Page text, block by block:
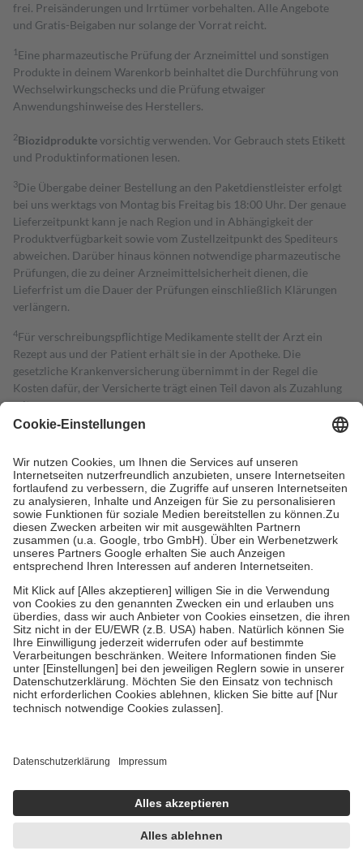
frei. Preisänderungen und Irrtümer vorbehalten. Alle Angebote
und Gratis-Beigaben nur solange der Vorrat reicht.
1 Eine pharmazeutische Prüfung der Arzneimittel und sonstigen
Produkte in deinem Warenkorb beinhaltet die Durchführung von
Wechselwirkungschecks und die Prüfung etwaiger
Anwendungshinweise des Herstellers.
2Biozidproduktevorsichtig verwenden. Vor Gebrauch stets Etikett
und Produktinformationen lesen.
3Die Übergabe deiner Bestellung an den Paketdienstleister erfolgt
bei uns werktags von Montag bis Freitag bis 18:00 Uhr. Der genaue
Lieferzeitpunkt kann je nach Region und in Abhängigkeit der
Produktverfügbarkeit sowie vom Zustellzeitpunkt des Spediteurs
abweichen. Darüber hinaus können notwendige pharmazeutische
Prüfungen, die zu deiner Arzneimittelsicherheit dienen, die
Lieferfrist um die Dauer der Prüfungen einschließlich Klärungen
verlängern.
4Für verschreibungspflichtige Medikamente stellt der Arzt ein
Rezept aus und der Patient erhält sie in der Apotheke. Die
gesetzliche Krankenversicherung übernimmt in der Regel die
Kosten dafür, der Versicherte trägt einen Teil davon als Zuzahlung
mit.
Grundsätzlich leisten Mitglieder Zuzahlungen in Höhe von zehn
höchstens zehn Euro.
Es sind jedoch nie mehr als die tatsächlichen
Kosten der Leistung zu entrichten.
Diese Regeln gelten grundsätzlich auch für Online-Apotheken.
Bei Heilmitteln und häuslicher Krankenpflege beträgt die
Zuzahlung zehn Prozent der Kosten sowie zehn Euro je
Verordnung.
Um das Engagement der Versicherten für ihre eigene Gesundheit zu
stärken und die besondere Stellung der Familie zu unterstützen,
fallenkeine Zuzahlungenan bei:
• Kindern und Jugendlichen bis zum vollendeten 18. Lebensjahr
mit Ausnahme der Fahrkosten
• Untersuchungen zur Vorsorge und Früherkennung, die von der
GKV getragen werden
• empfohlenen Schutzimpfungen
• Harn- und Blutteststreifen
getroffen, um sicherzustellen, dass es sich um echte Bewertungen
https://help.etrusted.com/hc/de/articles/4419944605341
Einige Bilder und Inhalte wurden unter Zuhilfenahme künstlicher